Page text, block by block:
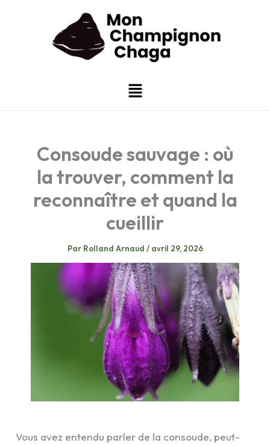
Menu
Consoude sauvage : où
la trouver, comment la
reconnaître et quand la
cueillir
Par Rolland Arnaud / avril 29, 2026
Vous avez entendu parler de la consoude, peut-